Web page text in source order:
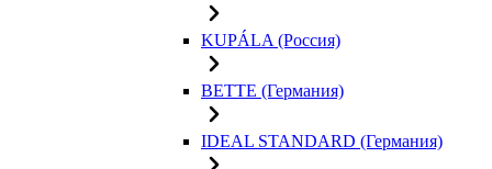
KUPÁLA (Россия)
BETTE (Германия)
IDEAL STANDARD (Германия)